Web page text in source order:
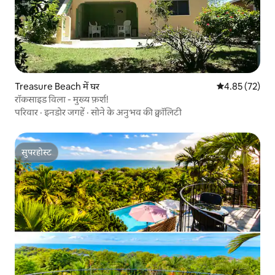
Treasure Beach में घर औसत रेटिंग 5 में
4.85 (72)
रॉकसाइड विला - मुख्य फ़र्श!
परिवार ·इनडोर जगहें ·सोने के अनुभव की क्वॉलिटी
सुपरहोस्ट
सुपरहोस्ट